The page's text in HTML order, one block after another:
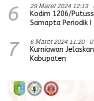
6 29 Maret 2024 12:13
Kodim 1206/
Samapta Periodik I
7 6 Maret 2024 11:20
Kurniawan
Kabupaten